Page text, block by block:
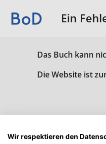
Ein
Das Buch kann
Die Website ist
Wir respektieren den